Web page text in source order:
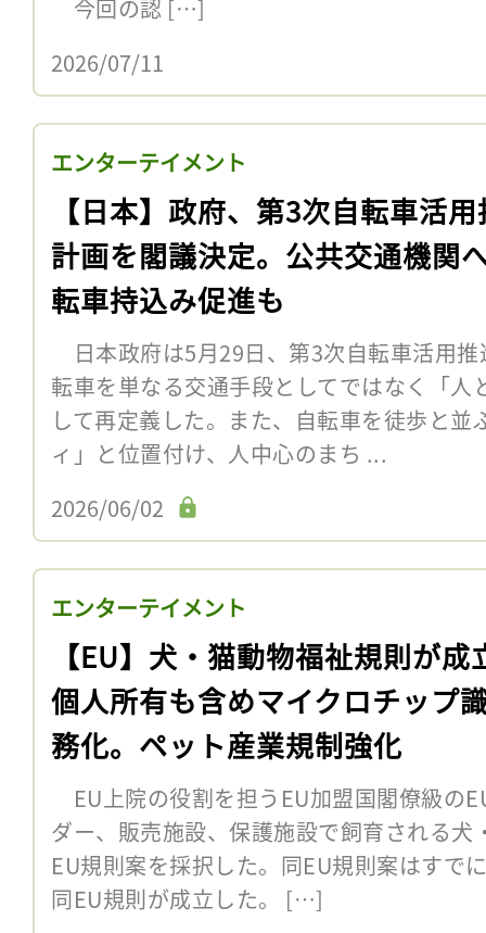
今回の認 […]
2026/07/11
エンターテイメント
【日本】政府、第3次自転車活
計画を閣議決定。公共交通機関
転車持込み促進も
日本政府は5月29日、第3次自転車活用
転車を単なる交通手段としてではなく「人
して再定義した。また、自転車を徒歩と並
ィ」と位置付け、人中心のまち ...
2026/06/02
エンターテイメント
【EU】犬・猫動物福祉規則が成
個人所有も含めマイクロチップ
務化。ペット産業規制強化
EU上院の役割を担うEU加盟国閣僚級の
ダー、販売施設、保護施設で飼育される犬
EU規則案を採択した。同EU規則案はすで
同EU規則が成立した。 […]